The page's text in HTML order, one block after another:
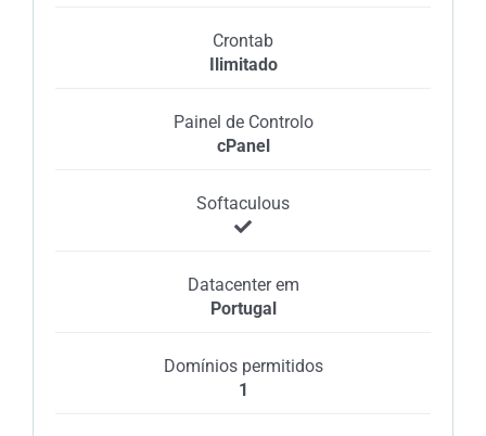
Crontab
Ilimitado
Painel de Controlo
cPanel
Softaculous
Datacenter em
Portugal
Domínios permitidos
1